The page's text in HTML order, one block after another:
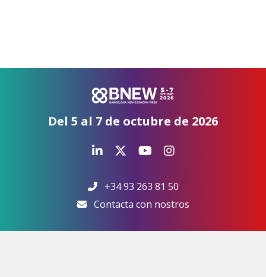
Del 5 al 7 de octubre de 2026
+34 93 263 81 50
Contacta con nostros